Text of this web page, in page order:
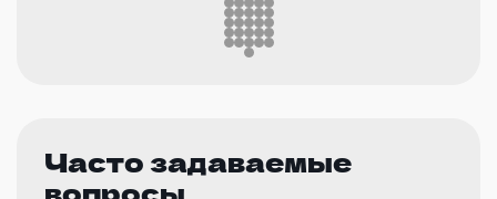
Часто задаваемые
вопросы